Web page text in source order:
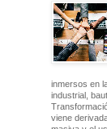
inmersos en
industrial,
viene